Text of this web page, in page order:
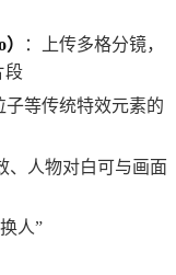
：上传多格分镜，
段
子等传统特效元素的
、人物对白可与画面
人”